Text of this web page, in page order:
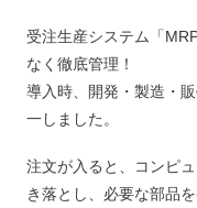
受注生産システム「
なく徹底管理！
導入時、開発・製造・
一しました。
注文が入ると、コンピ
き落とし、必要な部品を